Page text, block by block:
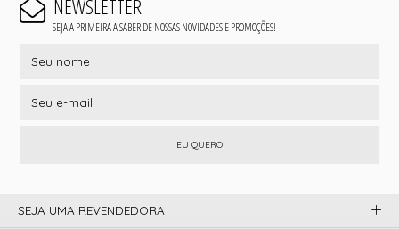
NEWSLETTER
SEJA A PRIMEIRA A SABER DE NOSSAS NOVIDADES E PROMOÇÕES!
EU QUERO
SEJA UMA REVENDEDORA